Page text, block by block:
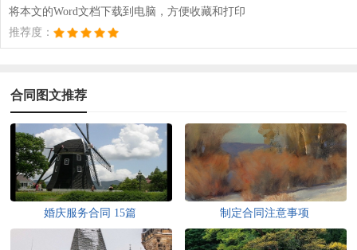
将本文的Word文档下载到电脑，方便收藏和打印
推荐度：
合同图文推荐
婚庆服务合同 15篇 制定合同注意事项